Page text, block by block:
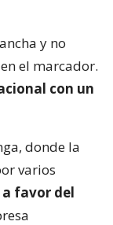
y no
el marcador.
con un
donde la
varios
favor del